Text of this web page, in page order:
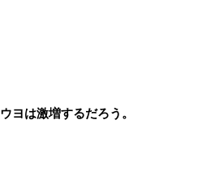
ヨは激増するだろう。